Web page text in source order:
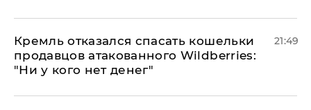
Кремль отказался спасать кошельки
продавцов атакованного Wildberries:
"Ни у кого нет денег"
21:49